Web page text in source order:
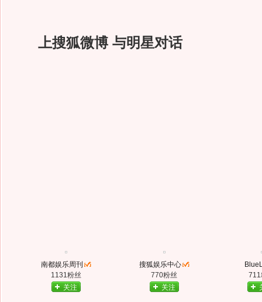
上搜狐微博 与明星对话
南都娱乐周刊
1131粉丝
关注
搜狐娱乐中心
770粉丝
关注
711